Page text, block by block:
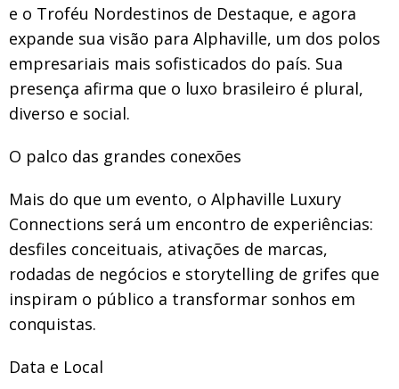
e o Troféu Nordestinos de Destaque, e agora
expande sua visão para Alphaville, um dos polos
empresariais mais sofisticados do país. Sua
presença afirma que o luxo brasileiro é plural,
diverso e social.
O palco das grandes conexões
Mais do que um evento, o Alphaville Luxury
Connections será um encontro de experiências:
desfiles conceituais, ativações de marcas,
rodadas de negócios e storytelling de grifes que
inspiram o público a transformar sonhos em
conquistas.
Data e Local